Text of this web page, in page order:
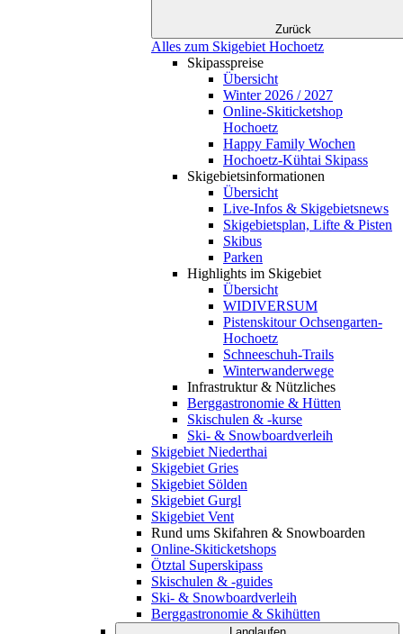
Zurück
Alles zum Skigebiet Hochoetz
Skipasspreise
Übersicht
Winter 2026 / 2027
Online-Skiticketshop
Hochoetz
Happy Family Wochen
Hochoetz-Kühtai Skipass
Skigebietsinformationen
Übersicht
Live-Infos & Skigebietsnews
Skigebietsplan, Lifte & Pisten
Skibus
Parken
Highlights im Skigebiet
Übersicht
WIDIVERSUM
Pistenskitour Ochsengarten-
Hochoetz
Schneeschuh-Trails
Winterwanderwege
Infrastruktur & Nützliches
Berggastronomie & Hütten
Skischulen & -kurse
Ski- & Snowboardverleih
Skigebiet Niederthai
Skigebiet Gries
Skigebiet Sölden
Skigebiet Gurgl
Skigebiet Vent
Rund ums Skifahren & Snowboarden
Online-Skiticketshops
Ötztal Superskipass
Skischulen & -guides
Ski- & Snowboardverleih
Berggastronomie & Skihütten